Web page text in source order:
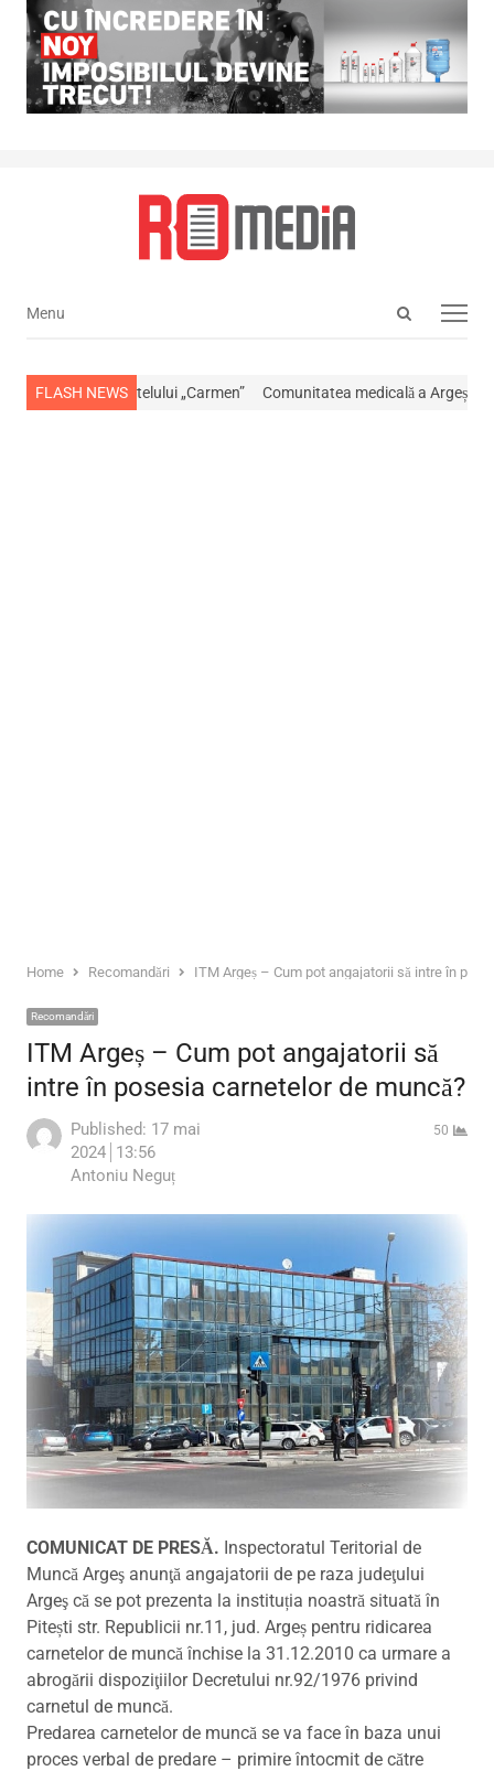
Open
Menu
Menu
FLASH NEWS
patronul hotelului „Carmen” Comunitatea medicală a Argeșului este
Home Recomandări ITM Argeș – Cum pot angajatorii să intre în
Recomandări
ITM Argeș – Cum pot angajatorii să
intre în posesia carnetelor de muncă?
Published: 17 mai
2024 13:56
Author
Antoniu Neguț
50
COMUNICAT DE PRESĂ. Inspectoratul Teritorial de
Muncă Argeş anunţă angajatorii de pe raza judeţului
Argeş că se pot prezenta la instituția noastră situată în
Pitești str. Republicii nr.11, jud. Argeș pentru ridicarea
carnetelor de muncă închise la 31.12.2010 ca urmare a
abrogării dispoziţiilor Decretului nr.92/1976 privind
carnetul de muncă.
Predarea carnetelor de muncă se va face în baza unui
proces verbal de predare – primire întocmit de către